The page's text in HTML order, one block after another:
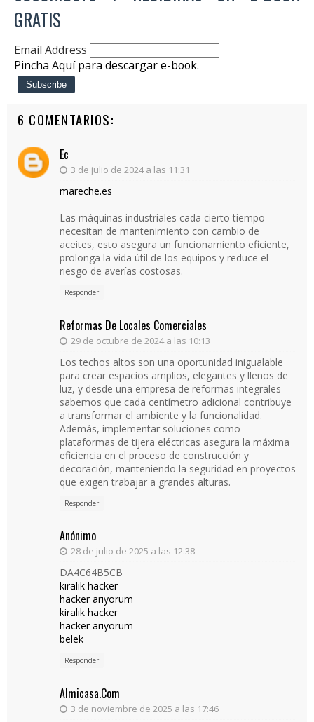
GRATIS
Email Address
Pincha Aquí para descargar e-book.
6 COMENTARIOS:
Ec
3 de julio de 2024 a las 11:31
mareche.es
Las máquinas industriales cada cierto tiempo
necesitan de mantenimiento con cambio de
aceites, esto asegura un funcionamiento eficiente,
prolonga la vida útil de los equipos y reduce el
riesgo de averías costosas.
Responder
Reformas De Locales Comerciales
29 de octubre de 2024 a las 10:13
Los techos altos son una oportunidad inigualable
para crear espacios amplios, elegantes y llenos de
luz, y desde una empresa de reformas integrales
sabemos que cada centímetro adicional contribuye
a transformar el ambiente y la funcionalidad.
Además, implementar soluciones como
plataformas de tijera eléctricas asegura la máxima
eficiencia en el proceso de construcción y
decoración, manteniendo la seguridad en proyectos
que exigen trabajar a grandes alturas.
Responder
Anónimo
28 de julio de 2025 a las 12:38
DA4C64B5CB
kiralık hacker
hacker arıyorum
kiralık hacker
hacker arıyorum
belek
Responder
Almicasa.com
3 de noviembre de 2025 a las 17:46